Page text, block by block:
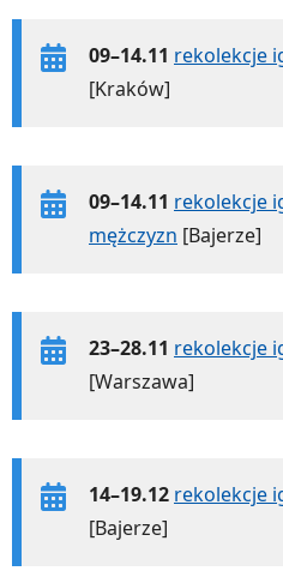
09–14.11 rekolekcje
[Kraków]
09–14.11 rekolekcje
mężczyzn [Bajerze]
23–28.11 rekolekcje
[Warszawa]
14–19.12 rekolekcje
[Bajerze]